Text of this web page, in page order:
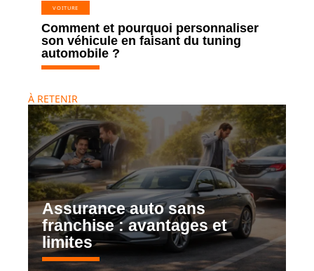
VOITURE
Comment et pourquoi personnaliser
son véhicule en faisant du tuning
automobile ?
À RETENIR
Assurance auto sans
franchise : avantages et
limites